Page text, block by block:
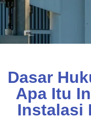
Dasar
Apa Itu
Instalasi